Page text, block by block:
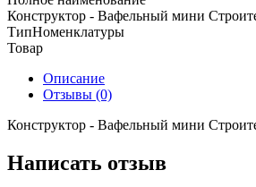
Конструктор - Вафельный мини
ТипНоменклатуры
Товар
Описание
Отзывы (0)
Конструктор - Вафельный мини
Написать отзыв